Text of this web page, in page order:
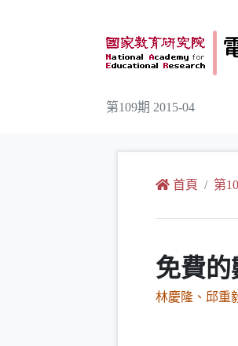
第109期 2015-04
首頁 第
免費
林慶隆、邱重